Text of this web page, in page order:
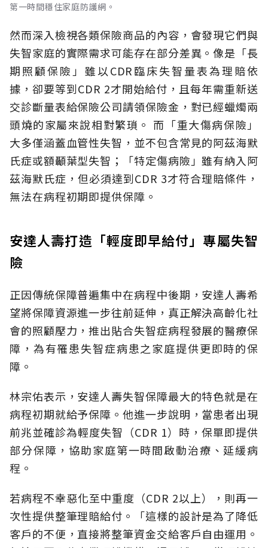
第一時間穩住家庭防護網。
然而深入檢視各類保險商品的內容，會發現它們與
失智家庭的實際需求可能存在部分差異。像是「長
期照顧保險」雖以CDR臨床失智量表為理賠依
據，卻要等到CDR 2才開始給付，且每年需重新送
交診斷量表給保險公司請領保險金，對已經蠟燭兩
頭燒的家屬來說相對繁瑣。 而「重大傷病保險」
大多僅涵蓋血管性失智，並不包含常見的阿茲海默
氏症或額顳葉型失智；「特定傷病險」雖有納入阿
茲海默氏症，但必須達到CDR 3才符合理賠條件，
無法在病程初期即提供保障。
安達人壽打造「輕度即早給付」專屬失智
險
正因傳統保障普遍集中在病程中後期，安達人壽希
望將保障資源進一步往前延伸，真正解決高齡化社
會的照顧壓力，推出貼合失智症病程發展的醫療保
障，為有罹患失智症病患之家庭提供更即時的保
障。
林宗佑表示，安達人壽失智保障最大的特色就是在
病程初期就給予保障。他進一步說明，當患者出現
前兆並確診為輕度失智（CDR 1）時，保單即提供
部分保障，協助家庭第一時間啟動治療、延緩病
程。
若病程不幸惡化至中重度（CDR 2以上），則再一
次性提供整筆理賠給付。「這樣的設計是為了降低
客戶的不便，直接將整筆資金交給客戶自由運用。